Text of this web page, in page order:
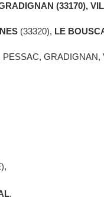
(33170),
(33320), LE
GRADIGNAN,
.